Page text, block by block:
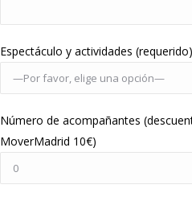
Espectáculo y actividades (requerido)
Número de acompañantes
MoverMadrid 10€)